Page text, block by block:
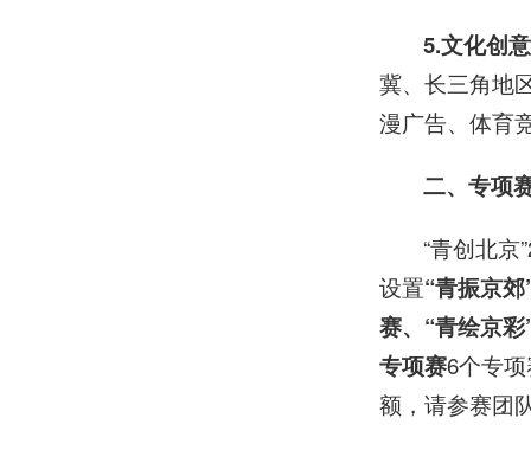
5.文化创
冀、长三角地
漫广告、体育
二、专项
“青创北
设置“青振京
赛、“青绘京
专项赛6个专
额，请参赛团